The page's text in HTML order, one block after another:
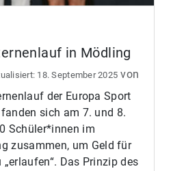
in Mödling
18. September 2025 von
der Europa Sport
sich am 7. und 8.
Schüler*innen im
zusammen, um Geld für
Das Prinzip des